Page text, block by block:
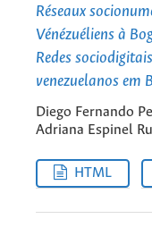
Réseaux
Vénézuéliens à
Redes
venezuelanos em
Diego Fernando
Adriana Espinel
HTML